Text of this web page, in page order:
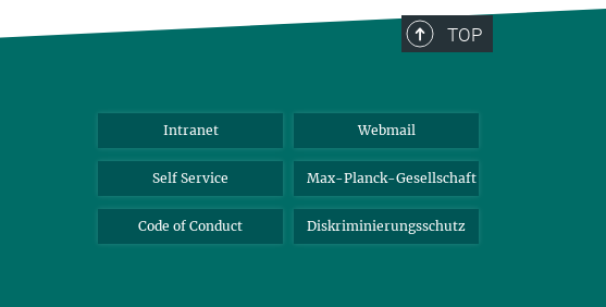
TOP
Intranet Webmail
Self Service Max-Planck-Gesellschaft
Code of Conduct Diskriminierungsschutz